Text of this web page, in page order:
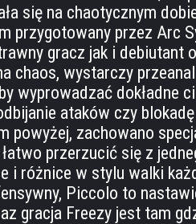
się na chaotycznym
przygotowany przez Arc
gracz jak i debiutant
chaos, wystarczy
wyprowadzać dokładne
ataków czy
powyżej, zachowano
przerzucić się z
i różnice w stylu walki
Piccolo to
gracja Freezy jest tam